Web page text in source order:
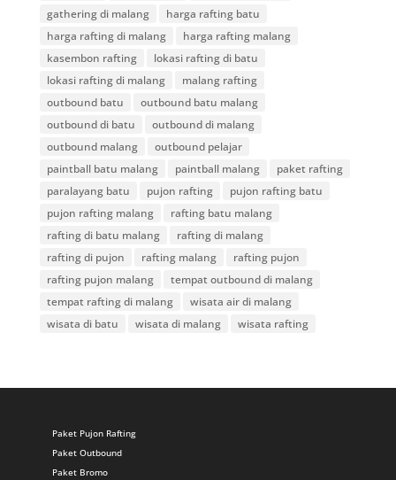
gathering di malang
harga rafting batu
harga rafting di malang
harga rafting malang
kasembon rafting
lokasi rafting di batu
lokasi rafting di malang
malang rafting
outbound batu
outbound batu malang
outbound di batu
outbound di malang
outbound malang
outbound pelajar
paintball batu malang
paintball malang
paket rafting
paralayang batu
pujon rafting
pujon rafting batu
pujon rafting malang
rafting batu malang
rafting di batu malang
rafting di malang
rafting di pujon
rafting malang
rafting pujon
rafting pujon malang
tempat outbound di malang
tempat rafting di malang
wisata air di malang
wisata di batu
wisata di malang wisata rafting
Paket Pujon Rafting
Paket Outbound
Paket Bromo